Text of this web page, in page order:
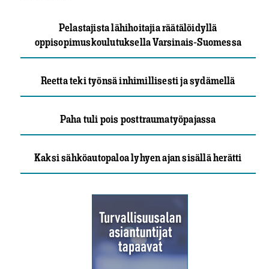
Pelastajista lähihoitajia räätälöidyllä
oppisopimuskoulutuksella Varsinais-Suomessa
Reetta teki työnsä inhimillisesti ja sydämellä
Paha tuli pois posttraumatyöpajassa
Kaksi sähköautopaloa lyhyen ajan sisällä herätti